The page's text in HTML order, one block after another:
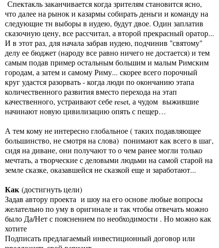
Спектакль заканчивается когда зрителям становится ясно,
что далее на рынок и казармы собирать деньги и команду на
следующие тн выборы в иудею, будут двое. Один заплатив
сказочную цену, все рассчитал, а второй прекрасный оратор...
И в этот раз, для начала забрав иудею, подчинив "святому"
делу ее бюджет (народу все равно ничего не достается) и тем
самым подав пример остальным большим и малым Римским
городам, а затем и самому Риму... скорее всего порочный
круг удастся разорвать - когда люди по окончанию этапа
количественного развития вместо перехода на этап
качественного, устраивают себе reset, а чудом выжившие
начинают новую цивилизацию опять с пещер…
А тем кому не интересно глобальное ( таких подавляющее
большинство, не смотря на слова) понимают как всего в шаг,
сидя на диване, они получают то о чем ранее могли только
мечтать, а творческие с деловыми людьми на самой старой на
земле сказке, оказавшейся не сказкой еще и заработают...
Как (достигнуть цели)
Задав автору проекта и шоу на его основе любые вопросы
желательно по уму в оригинале и так чтобы отвечать можно
было Да/Нет с пояснением по необходимости . Но можно как
хотите
Подписать предлагаемый инвестиционный договор или